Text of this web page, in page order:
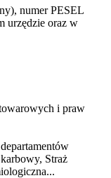
numer PESEL
urzędzie oraz w
i praw
Straż